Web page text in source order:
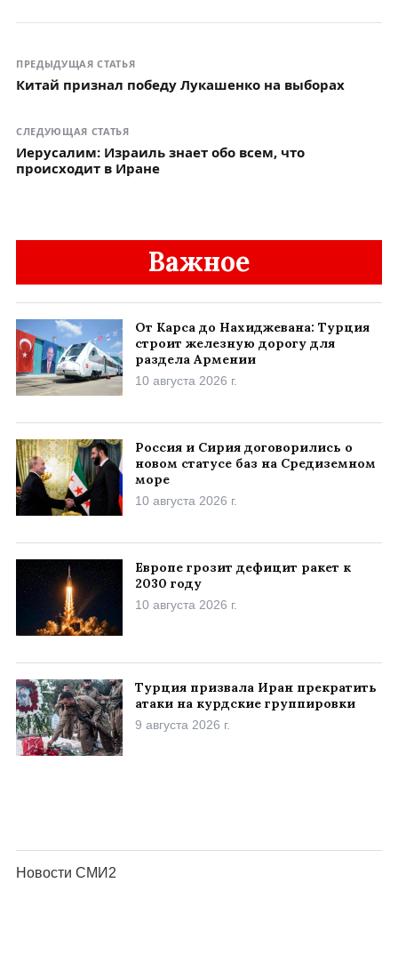
ПРЕДЫДУЩАЯ СТАТЬЯ
Китай признал победу Лукашенко на выборах
СЛЕДУЮЩАЯ СТАТЬЯ
Иерусалим: Израиль знает обо всем, что
происходит в Иране
Важное
От Карса до Нахиджевана: Турция
строит железную дорогу для
раздела Армении
10 августа 2026 г.
Россия и Сирия договорились о
новом статусе баз на Средиземном
море
10 августа 2026 г.
Европе грозит дефицит ракет к
2030 году
10 августа 2026 г.
Турция призвала Иран прекратить
атаки на курдские группировки
9 августа 2026 г.